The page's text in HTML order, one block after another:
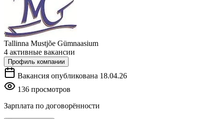
Tallinna Mustjõe Gümnaasium
4 активные вакансии
Профиль компании
Вакансия опубликована 18.04.26
136 просмотров
Зарплата по договорённости